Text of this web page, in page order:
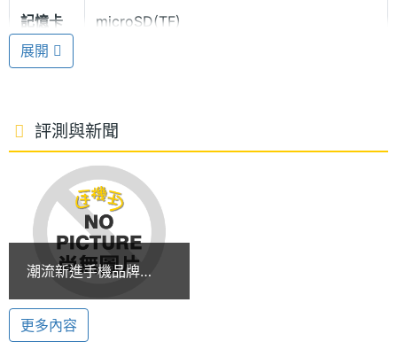
有聲 MPEG4 短片攝錄及播放，高達 130 萬畫素數位
相機功能外，更備有 MP3 音樂播放、MP3 鈴聲及內
亮眼螢幕
LINX M1060 具備 1.9 吋 26 萬色 TFT 彩色顯螢幕
(176 x 220 pixels)，螢幕色彩奪目，並同時支援螢幕
桌面下載。其他強勁功能包括: USB 埠儲存及充電、
約 60 MB 之可供使用記憶體總容量(包括圖像、短
片、鈴聲和 MP3)、15 級數位變焦、5 張連環快拍、
以及可儲存 500 組電話號碼等。
記憶卡 microSD(TF)
多媒體資訊
音樂播
放器
MP3
鈴聲種
類
MIDI, MP3
顯示螢幕
展開
評測與新聞
潮流新進手機品牌
手機
更多內容